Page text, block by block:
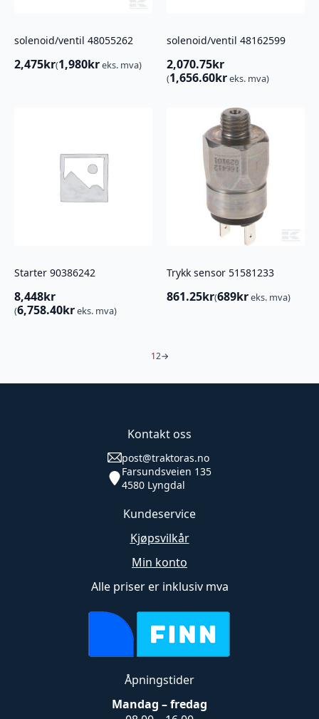
solenoid/ventil 48055262
2,475kr(1,980kreks. mva)
solenoid/ventil 48162599
2,070.75kr
(1,656.60kreks. mva)
Starter 90386242
8,448kr
(6,758.40kreks. mva)
Trykk sensor 51581233
861.25kr(689kreks. mva)
12→
Kontakt oss
post@traktoras.no
Farsundsveien 135
4580 Lyngdal
Kundeservice
Kjøpsvilkår
Min konto
Alle priser er inklusiv mva
Åpningstider
Mandag – fredag